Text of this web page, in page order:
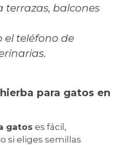
terrazas, balcones
el teléfono de
para gatos en
gatos es fácil,
si eliges semillas